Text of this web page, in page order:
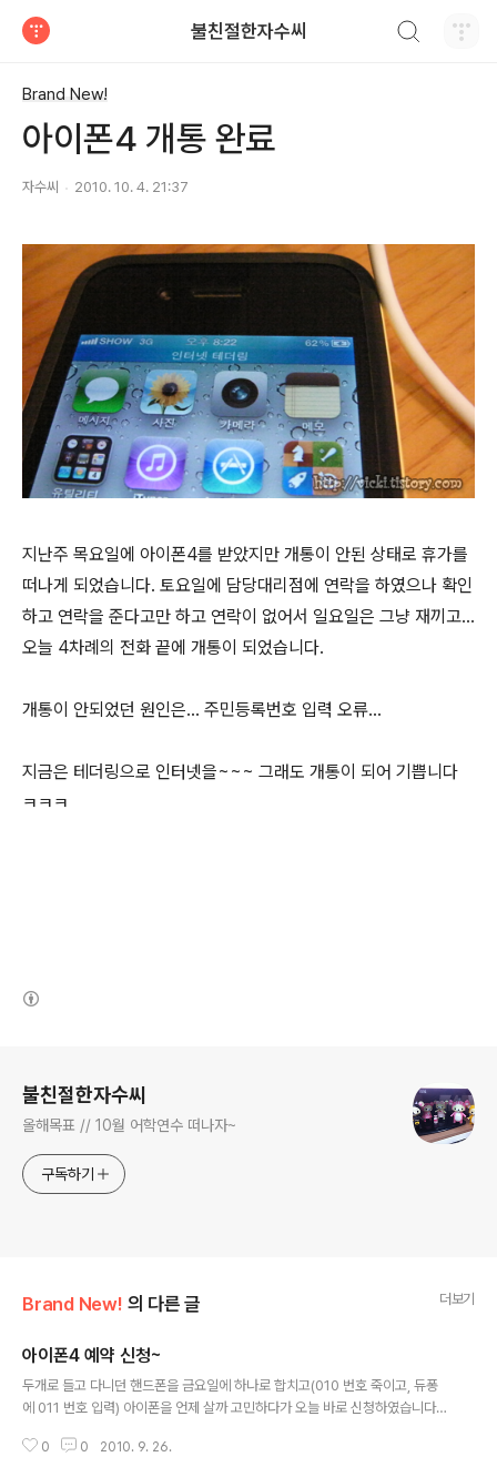
불친절한자수씨
Brand New!
아이폰4 개통 완료
자수씨 2010. 10. 4. 21:37
지난주 목요일에 아이폰4를 받았지만 개통이 안된 상태로 휴가를
떠나게 되었습니다. 토요일에 담당대리점에 연락을 하였으나 확인
하고 연락을 준다고만 하고 연락이 없어서 일요일은 그냥 재끼고...
오늘 4차례의 전화 끝에 개통이 되었습니다.
개통이 안되었던 원인은... 주민등록번호 입력 오류...
지금은 테더링으로 인터넷을~~~ 그래도 개통이 되어 기쁩니다
ㅋㅋㅋ
불친절한자수씨
올해목표 // 10월 어학연수 떠나자~
구독하기
Brand New! 의 다른 글 더보기
아이폰4 예약 신청~
두개로 들고 다니던 핸드폰을 금요일에 하나로 합치고(010 번호 죽이고, 듀퐁
에 011 번호 입력) 아이폰을 언제 살까 고민하다가 오늘 바로 신청하였습니다.
0 0 2010. 9. 26.